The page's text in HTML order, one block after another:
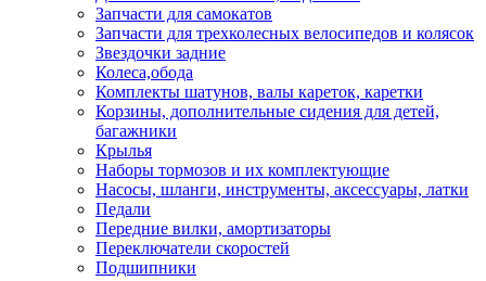
Запчасти для самокатов
Запчасти для трехколесных велосипедов и колясок
Звездочки задние
Колеса,обода
Комплекты шатунов, валы кареток, каретки
Корзины, дополнительные сидения для детей,
багажники
Крылья
Наборы тормозов и их комплектующие
Насосы, шланги, инструменты, аксессуары, латки
Педали
Передние вилки, амортизаторы
Переключатели скоростей
Подшипники